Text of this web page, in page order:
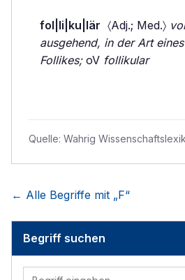
fol|li|ku|lär 〈Adj.; Med.〉
ausgehend, in der Art eines
Follikes;oV follikular
Quelle: Wahrig
← Alle Begriffe mit „F“
Begriff suchen